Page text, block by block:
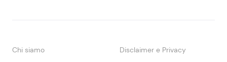
Chi siamo Disclaimer e Privacy